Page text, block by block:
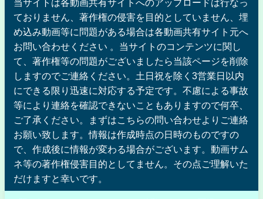
当サイトは各動画共有サイトへのアップロードは行なっ
ておりません、著作権の侵害を目的としていません、埋
め込み動画等に問題がある場合は各動画共有サイト元へ
お問い合わせください 。当サイトのコンテンツに関し
て、著作権等の問題がございましたら当該ページを削除
しますのでご連絡ください。土日祝を除く3営業日以内
にできる限り迅速に対応する予定です。不慮による事故
等により連絡を確認できないこともありますので何卒、
ご了承ください。まずはこちらの問い合わせよりご連絡
お願い致します。情報は作成時点の日時のものですの
で、作成後に情報が変わる場合がございます。動画サム
ネ等の著作権侵害目的としてません。その点ご理解いた
だけますと幸いです。